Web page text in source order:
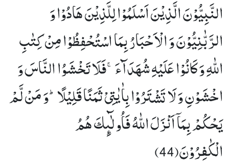
النَّبِیُّوْنَ الَّذِیْنَ اَسْلَمُوْا لِلَّذِیْنَ هَادُوْا وَ
الرَّبّٰنِیُّوْنَ وَ الْاَحْبَارُ بِمَا اسْتُحْفِظُوْا مِنْ كِتٰبِ
اللّٰهِ وَ كَانُوْا عَلَیْهِ شُهَدَآءَۚ-فَلَا تَخْشَوُا النَّاسَ وَ
اخْشَوْنِ وَ لَا تَشْتَرُوْا بِاٰیٰتِیْ ثَمَنًا قَلِیْلًاؕ-وَ مَنْ لَّمْ
یَحْكُمْ بِمَاۤ اَنْزَلَ اللّٰهُ فَاُولٰٓىٕكَ هُمُ
الْكٰفِرُوْنَ(44)